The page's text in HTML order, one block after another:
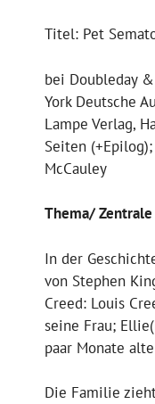
Titel: Pet
bei Doubleday
York Deutsche
Lampe Verlag,
Seiten
McCauley
Thema/
In der
von Stephen
Creed: Louis
seine Frau;
paar Monate
Die Familie